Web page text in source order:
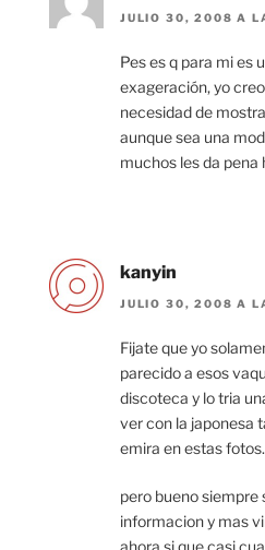
JULIO 30, 2008 A
Pes es q para mi es
exageración, yo
necesidad de
aunque sea una
muchos les da pena
kanyin
JULIO 30, 2008 A
Fijate que yo
parecido a esos
discoteca y lo tria
ver con la japonesa
emira en estas fotos.
pero bueno siempre
informacion y mas
ahora si que casi